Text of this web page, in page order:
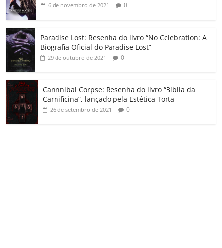
6 de novembro de 2021 0
Paradise Lost: Resenha do livro “No Celebration: A
Biografia Oficial do Paradise Lost”
29 de outubro de 2021 0
Cannnibal Corpse: Resenha do livro “Bíblia da
Carnificina”, lançado pela Estética Torta
26 de setembro de 2021 0